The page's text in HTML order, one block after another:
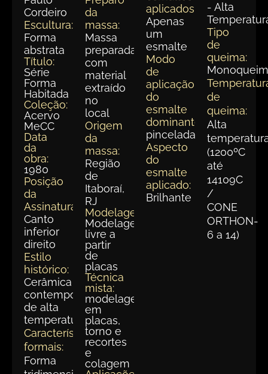
Cordeiro
Escultura:
Forma
abstrata
Título:
Série
Forma
Habitada
Coleção:
Acervo
MeCC
Data
da
obra:
1980
Posição
da
Assinatura:
Canto
inferior
direito
Estilo
histórico:
Cerâmica
contemporânea
de alta
temperatura.
Características
formais:
Forma
da
massa:
Massa
preparada
com
material
extraído
no
local
Origem
da
massa:
Região
de
Itaboraí,
RJ
Modelagem:
Modelagem
livre a
partir
de
placas
Técnica
mista:
modelagem
em
placas,
torno e
recortes
e
colagem
aplicados:
Apenas
um
esmalte
Modo
de
aplicação
do
esmalte
dominante:
pinceladas
Aspecto
do
esmalte
aplicado:
Brilhante
- Alta
Tipo
de
queima:
de
queima:
Alta
(1200ºC
até
14109C
/
CONE
ORTHON-
6 a 14)